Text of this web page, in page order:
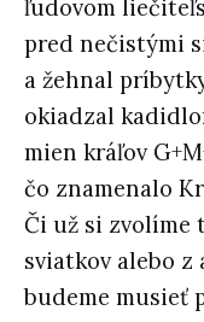
ľudovom
pred nečistými
a žehnal
okiadzal
mien kráľov
čo znamenalo
Či už si zvolíme
sviatkov alebo z
budeme musieť